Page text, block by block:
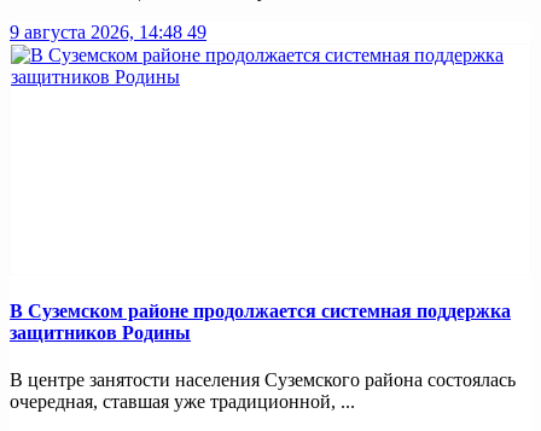
9 августа 2026, 14:48 49
В Суземском районе продолжается системная поддержка
защитников Родины
В центре занятости населения Суземского района состоялась
очередная, ставшая уже традиционной, ...